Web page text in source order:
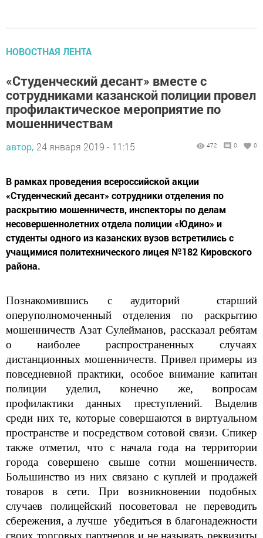
НОВОСТНАЯ ЛЕНТА
«Студенческий десант» вместе с
сотрудниками казанской полиции провел
профилактическое мероприятие по
мошенничествам
автор, 24 января 2019 - 11:15 472 0 0
В рамках проведения всероссийской акции
«Студенческий десант» сотрудники отделения по
раскрытию мошенничеств, инспекторы по делам
несовершеннолетних отдела полиции «Юдино» и
студенты одного из казанских вузов встретились с
учащимися политехнического лицея №182 Кировского
района.
Познакомившись с аудиторий старший
оперуполномоченный отделения по раскрытию
мошенничеств Азат Сулейманов, рассказал ребятам
о наиболее распространенных случаях
дистанционных мошенничеств. Привел примеры из
повседневной практики, особое внимание капитан
полиции уделил, конечно же, вопросам
профилактики данных преступлений. Выделив
среди них те, которые совершаются в виртуальном
пространстве и посредством сотовой связи. Спикер
также отметил, что с начала года на территории
города совершено свыше сотни мошенничеств.
Большинство из них связано с куплей и продажей
товаров в сети. При возникновении подобных
случаев полицейский посоветовал не переводить
сбережения, а лучше убедиться в благонадежности
своих торговых партнеров и не называть реквизиты